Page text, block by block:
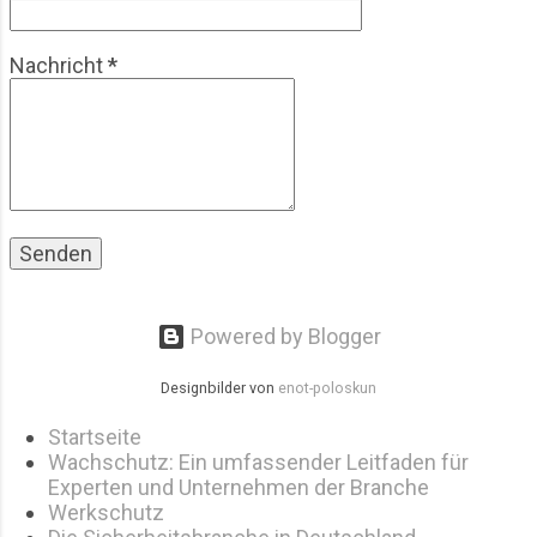
aus Prävention, Beobachtung, Kommunikation –
Nachricht*
Powered by Blogger
Designbilder von enot-poloskun
Startseite
Wachschutz: Ein umfassender Leitfaden für
Experten und Unternehmen der Branche
Werkschutz